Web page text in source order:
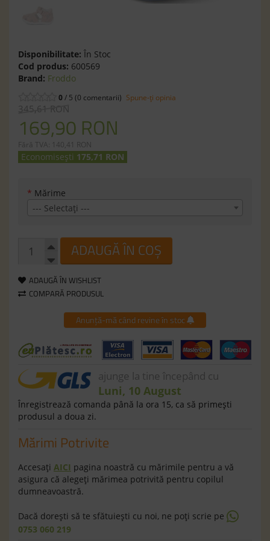
Disponibilitate: În Stoc
Cod produs: 600569
Brand: Froddo
0/ 5 (0 comentarii) Spune-ţi opinia
345,61 RON
169,90 RON
Fără TVA: 140,41 RON
Economisești 175,71 RON
* Mărime
--- Selectaţi ---
ADAUGĂ ÎN COȘ
ADAUGĂ ÎN WISHLIST
COMPARĂ PRODUSUL
Anunță-mă când revine în stoc
ajunge la tine începând cu
Luni, 10 August
Înregistrează comanda până la ora 15, ca să primeşti
produsul a doua zi.
Mărimi Potrivite
Accesaţi AICI pagina noastră cu mărimile pentru a vă
asigura că alegeţi mărimea potrivită pentru copilul
dumneavoastră.
Dacă doreşti să te sfătuieşti cu noi, ne poţi scrie pe
0753 060 219